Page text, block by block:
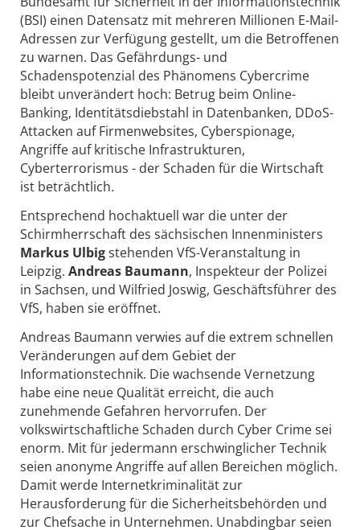
(BSI) einen Datensatz mit mehreren Millionen E-Mail-
Adressen zur Verfügung gestellt, um die Betroffenen
zu warnen. Das Gefährdungs- und
Schadenspotenzial des Phänomens Cybercrime
bleibt unverändert hoch: Betrug beim Online-
Banking, Identitätsdiebstahl in Datenbanken, DDoS-
Attacken auf Firmenwebsites, Cyberspionage,
Angriffe auf kritische Infrastrukturen,
Cyberterrorismus - der Schaden für die Wirtschaft
ist beträchtlich.
Entsprechend hochaktuell war die unter der
Schirmherrschaft des sächsischen Innenministers
Markus Ulbigstehenden VfS-Veranstaltung in
Leipzig. Andreas Baumann, Inspekteur der Polizei
in Sachsen, und Wilfried Joswig, Geschäftsführer des
VfS, haben sie eröffnet.
Andreas Baumann verwies auf die extrem schnellen
Veränderungen auf dem Gebiet der
Informationstechnik. Die wachsende Vernetzung
habe eine neue Qualität erreicht, die auch
zunehmende Gefahren hervorrufen. Der
volkswirtschaftliche Schaden durch Cyber Crime sei
enorm. Mit für jedermann erschwinglicher Technik
seien anonyme Angriffe auf allen Bereichen möglich.
Damit werde Internetkriminalität zur
Herausforderung für die Sicherheitsbehörden und
zur Chefsache in Unternehmen. Unabdingbar seien